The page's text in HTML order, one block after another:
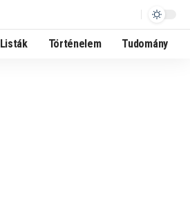
Listák Történelem Tudomány